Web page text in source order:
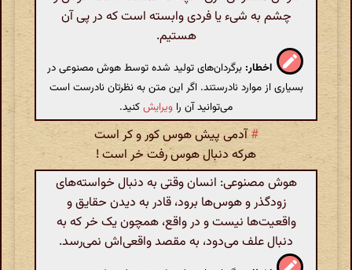
چشم به شیء یا فردی وابسته است که در پی آن
هستیم.
اخطار: برگردان‌های تولید شده توسط هوش مصنوعی در
بسیاری از موارد نادرستند. اگر این متن به نظرتان نادرست است
می‌توانید آن را ویرایشکنید.
#آدمی پیش هوس کور و کر است
هرکه دنبال هوس رفت خر است !
هوش مصنوعی: انسان وقتی به دنبال خواسته‌های
زودگذر و هوس‌ها برود، قادر به دیدن حقایق و
واقعیت‌ها نیست و در واقع، همچون یک خر که به
دنبال علف می‌دود، به مقصد واقعی‌اش نمی‌رسد.